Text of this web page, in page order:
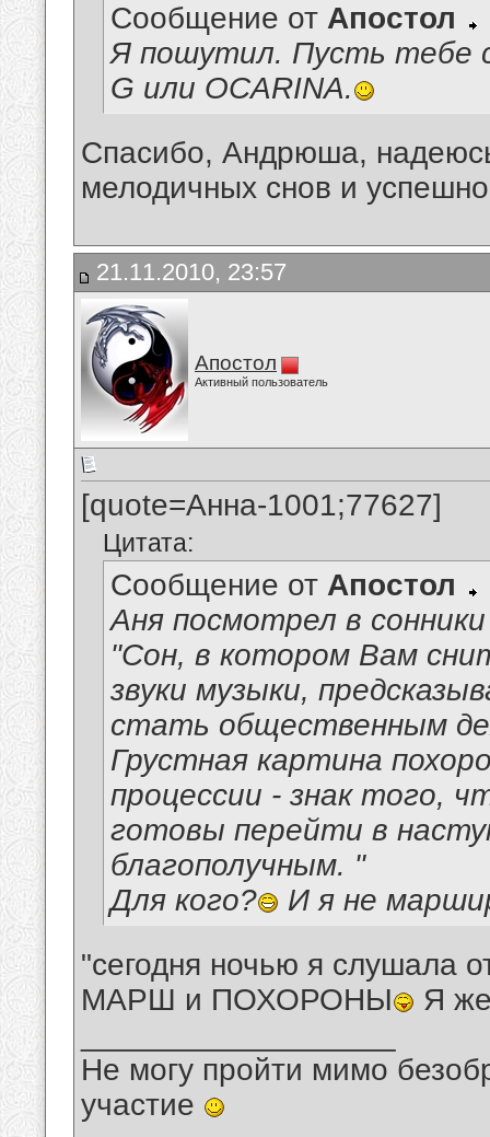
Сообщение от Апостол
Я пошутил. Пусть тебе
G или OCARINA.
Спасибо, Андрюша,
мелодичных снов и
21.11.2010, 23:57
Апостол
Активный пользователь
[quote=Анна-1001;77627]
Цитата:
Сообщение от Апостол
Аня посмотрел в
"Сон, в котором Вам
звуки музыки,
стать общественным
Грустная картина
процессии - знак того,
готовы перейти в
благополучным. "
Для кого?
И я не
"сегодня ночью я слушала
МАРШ и ПОХОРОНЫ
Я
Не могу пройти мимо
участие